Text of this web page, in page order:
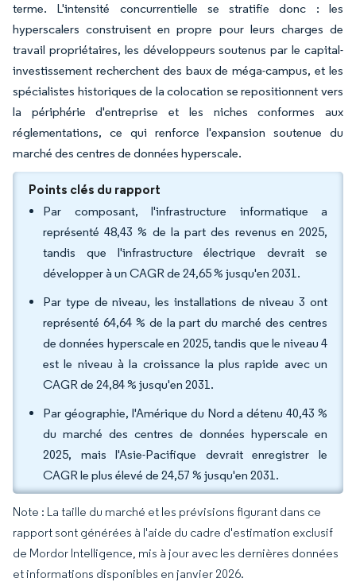
terme. L'intensité concurrentielle se stratifie donc : les
hyperscalers construisent en propre pour leurs charges de
travail propriétaires, les développeurs soutenus par le capital-
investissement recherchent des baux de méga-campus, et les
spécialistes historiques de la colocation se repositionnent vers
la périphérie d'entreprise et les niches conformes aux
réglementations, ce qui renforce l'expansion soutenue du
marché des centres de données hyperscale.
Points clés du rapport
Par composant, l'infrastructure informatique a
représenté 48,43 % de la part des revenus en 2025,
tandis que l'infrastructure électrique devrait se
développer à un CAGR de 24,65 % jusqu'en 2031.
Par type de niveau, les installations de niveau 3 ont
représenté 64,64 % de la part du marché des centres
de données hyperscale en 2025, tandis que le niveau 4
est le niveau à la croissance la plus rapide avec un
CAGR de 24,84 % jusqu'en 2031.
Par géographie, l'Amérique du Nord a détenu 40,43 %
du marché des centres de données hyperscale en
2025, mais l'Asie-Pacifique devrait enregistrer le
CAGR le plus élevé de 24,57 % jusqu'en 2031.
Note : La taille du marché et les prévisions figurant dans ce
rapport sont générées à l'aide du cadre d'estimation exclusif
de Mordor Intelligence, mis à jour avec les dernières données
et informations disponibles en janvier 2026.